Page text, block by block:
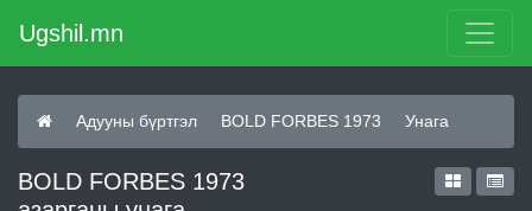
Ugshil.mn
Адууны бүртгэл BOLD FORBES 1973 Унага
BOLD FORBES 1973